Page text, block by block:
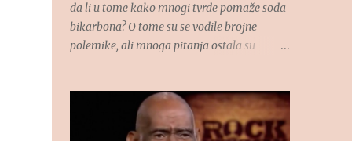
da li u tome kako mnogi tvrde pomaže soda
bikarbona? O tome su se vodile brojne
polemike, ali mnoga pitanja ostala su
prirodnom procesu govorio je u “RTS
Ordinaciju”, dao je dr Dragan Ivanov,